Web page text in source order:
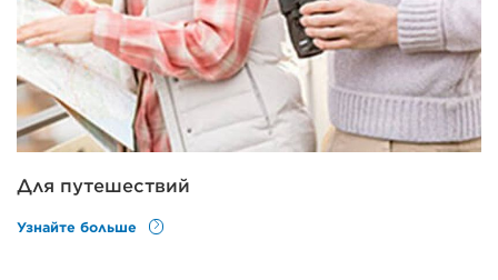
Для путешествий
Узнайте больше